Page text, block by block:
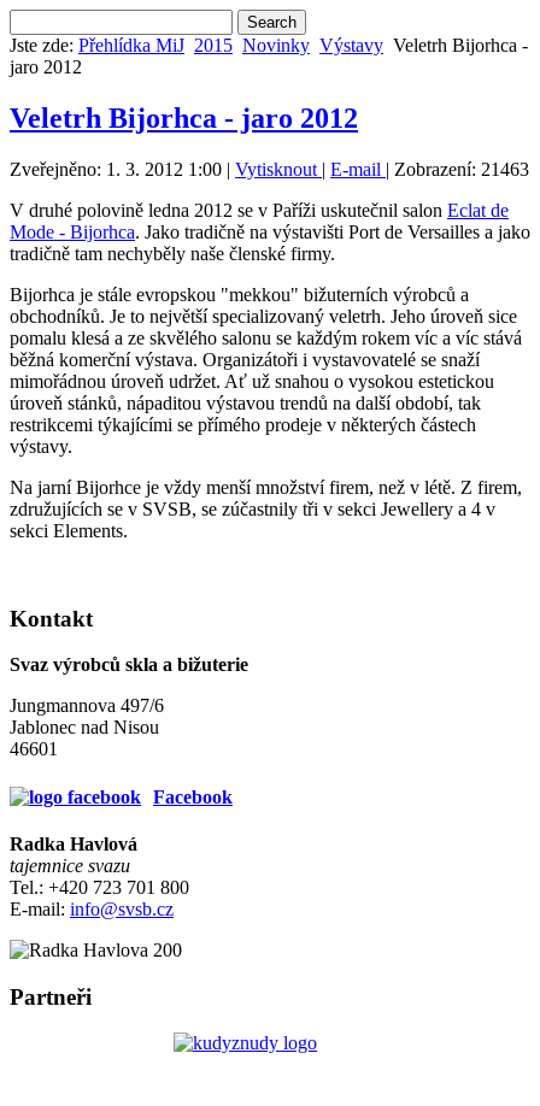
Jste zde: Přehlídka MiJ 2015 Novinky Výstavy Veletrh Bijorhca -
jaro 2012
Veletrh Bijorhca - jaro 2012
Zveřejněno: 1. 3. 2012 1:00 | Vytisknout | E-mail | Zobrazení: 21463
V druhé polovině ledna 2012 se v Paříži uskutečnil salon Eclat de
Mode - Bijorhca. Jako tradičně na výstavišti Port de Versailles a jako
tradičně tam nechyběly naše členské firmy.
Bijorhca je stále evropskou "mekkou" bižuterních výrobců a
obchodníků. Je to největší specializovaný veletrh. Jeho úroveň sice
pomalu klesá a ze skvělého salonu se každým rokem víc a víc stává
běžná komerční výstava. Organizátoři i vystavovatelé se snaží
mimořádnou úroveň udržet. Ať už snahou o vysokou estetickou
úroveň stánků, nápaditou výstavou trendů na další období, tak
restrikcemi týkajícími se přímého prodeje v některých částech
výstavy.
Na jarní Bijorhce je vždy menší množství firem, než v létě. Z firem,
združujících se v SVSB, se zúčastnily tři v sekci Jewellery a 4 v
sekci Elements.
Kontakt
Svaz výrobců skla a bižuterie
Jungmannova 497/6
Jablonec nad Nisou
46601
Facebook
Radka Havlová
tajemnice svazu
Tel.: +420 723 701 800
E-mail: info@svsb.cz
Partneři